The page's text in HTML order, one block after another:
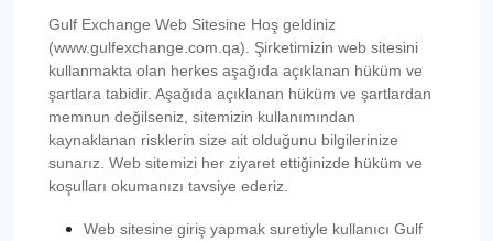
Gulf Exchange Web Sitesine Hoş geldiniz
(www.gulfexchange.com.qa). Şirketimizin web sitesini
kullanmakta olan herkes aşağıda açıklanan hüküm ve
şartlara tabidir. Aşağıda açıklanan hüküm ve şartlardan
memnun değilseniz, sitemizin kullanımından
kaynaklanan risklerin size ait olduğunu bilgilerinize
sunarız. Web sitemizi her ziyaret ettiğinizde hüküm ve
koşulları okumanızı tavsiye ederiz.
Web sitesine giriş yapmak suretiyle kullanıcı Gulf